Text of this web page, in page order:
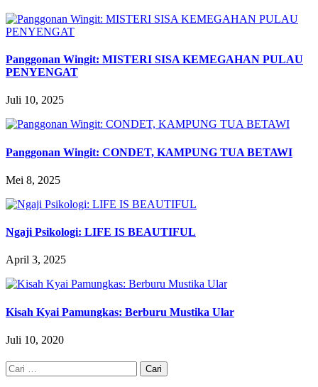
Panggonan Wingit: MISTERI SISA KEMEGAHAN PULAU
PENYENGAT
Juli 10, 2025
Panggonan Wingit: CONDET, KAMPUNG TUA BETAWI
Mei 8, 2025
Ngaji Psikologi: LIFE IS BEAUTIFUL
April 3, 2025
Kisah Kyai Pamungkas: Berburu Mustika Ular
Juli 10, 2020
Cari
untuk: